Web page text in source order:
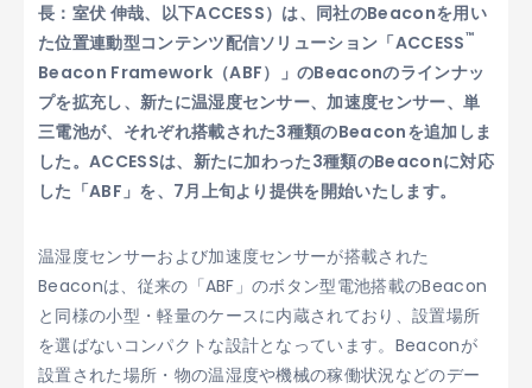
長：室伏 伸哉、以下ACCESS）は、同社のBeaconを用い
た位置連動型コンテンツ配信ソリューション「ACCESS™
Beacon Framework（ABF）」のBeaconのラインナッ
プを拡充し、新たに温湿度センサー、加速度センサー、単
三電池が、それぞれ搭載された3種類のBeaconを追加しま
した。ACCESSは、新たに加わった3種類のBeaconに対応
した「ABF」を、7月上旬より提供を開始いたします。
温湿度センサーおよび加速度センサーが搭載された
Beaconは、従来の「ABF」のボタン型電池搭載のBeacon
と同様の小型・軽量のケースに内蔵されており、設置場所
を選ばないコンパクトな設計となっています。Beaconが
設置された場所・物の温湿度や機械の稼働状況などのデー